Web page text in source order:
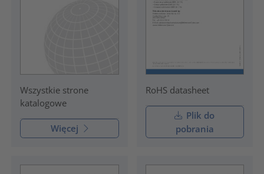
Wszystkie strone
katalogowe
Więcej
RoHS datasheet
Plik do
pobrania